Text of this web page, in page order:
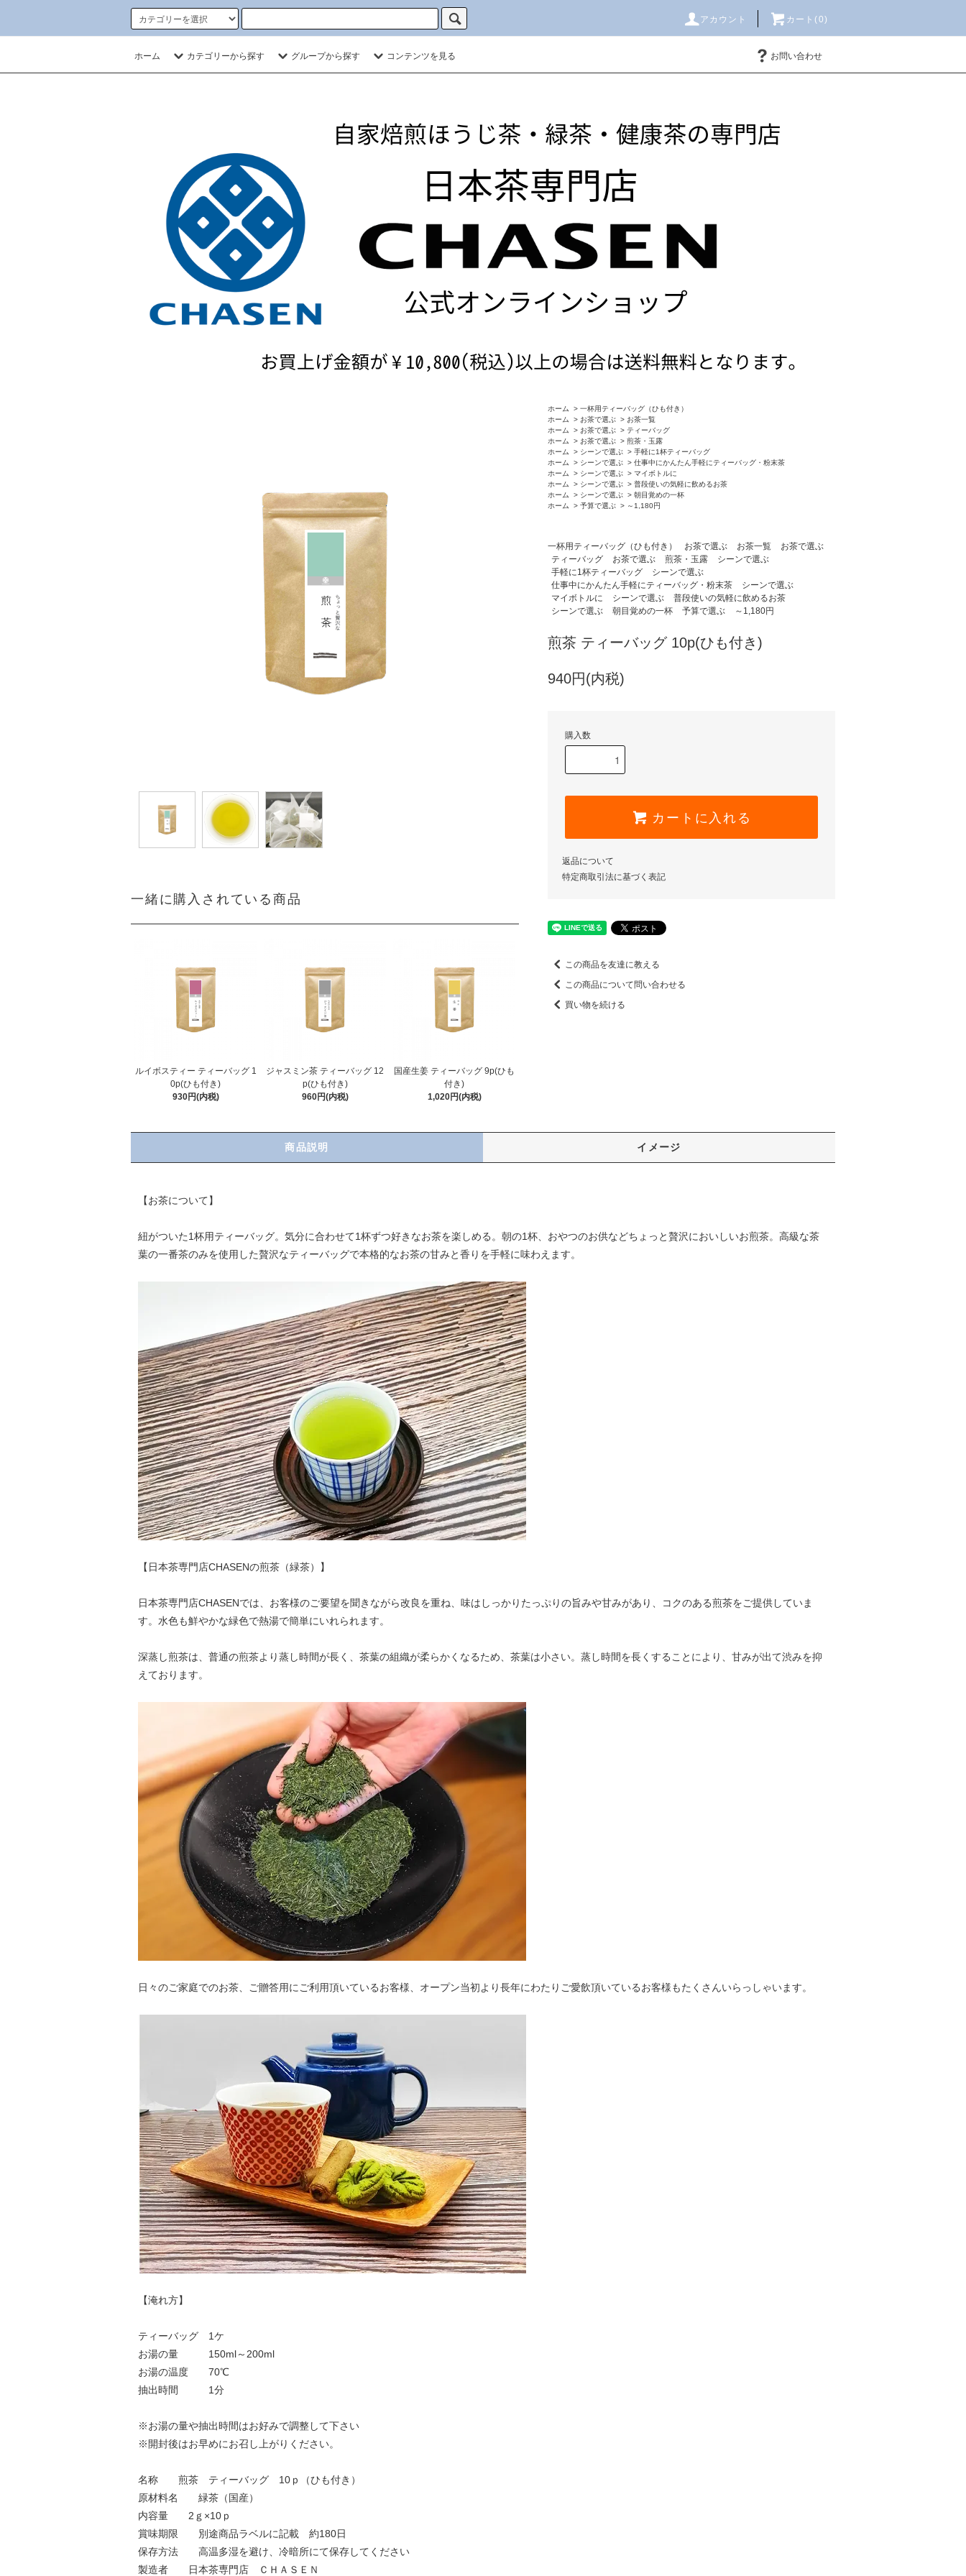
アカウント カート(0)
ホーム カテゴリーから探す グループから探す コンテンツを見る お問い合わせ
一緒に購入されている商品
ルイボスティー ティーバッグ 1
0p(ひも付き)
930円(内税)
ジャスミン茶 ティーバッグ 12
p(ひも付き)
960円(内税)
国産生姜 ティーバッグ 9p(ひも
付き)
1,020円(内税)
ホーム > 一杯用ティーバッグ（ひも付き）
ホーム
> お茶で選ぶ > お茶一覧
ホーム
> お茶で選ぶ > ティーバッグ
ホーム
> お茶で選ぶ > 煎茶・玉露
ホーム
> シーンで選ぶ > 手軽に1杯ティーバッグ
ホーム
> シーンで選ぶ > 仕事中にかんたん手軽にティーバッグ・粉末茶
ホーム
> シーンで選ぶ > マイボトルに
ホーム
> シーンで選ぶ > 普段使いの気軽に飲めるお茶
ホーム
> シーンで選ぶ > 朝目覚めの一杯
ホーム
> 予算で選ぶ > ～1,180円
一杯用ティーバッグ（ひも付き） お茶で選ぶ お茶一覧
お茶で選ぶ
ティーバッグ
お茶で選ぶ 煎茶・玉露
シーンで選ぶ
手軽に1杯ティーバッグ
シーンで選ぶ
仕事中にかんたん手軽にティーバッグ・粉末茶
シーンで選ぶ
マイボトルに
シーンで選ぶ
普段使いの気軽に飲めるお茶
シーンで選ぶ
朝目覚めの一杯 予算で選ぶ ～1,180円
煎茶 ティーバッグ 10p(ひも付き)
940円(内税)
購入数
カートに入れる
返品について
特定商取引法に基づく表記
この商品を友達に教える
この商品について問い合わせる
買い物を続ける
商品説明 イメージ
【お茶について】
紐がついた1杯用ティーバッグ。気分に合わせて1杯ずつ好きなお茶を楽しめる。朝の1杯、おやつのお供などちょっと贅沢においしいお煎茶。高級な茶
葉の一番茶のみを使用した贅沢なティーバッグで本格的なお茶の甘みと香りを手軽に味わえます。
【日本茶専門店CHASENの煎茶（緑茶）】
日本茶専門店CHASENでは、お客様のご要望を聞きながら改良を重ね、味はしっかりたっぷりの旨みや甘みがあり、コクのある煎茶をご提供していま
す。水色も鮮やかな緑色で熱湯で簡単にいれられます。
深蒸し煎茶は、普通の煎茶より蒸し時間が長く、茶葉の組織が柔らかくなるため、茶葉は小さい。蒸し時間を長くすることにより、甘みが出て渋みを抑
えております。
日々のご家庭でのお茶、ご贈答用にご利用頂いているお客様、オープン当初より長年にわたりご愛飲頂いているお客様もたくさんいらっしゃいます。
【淹れ方】
ティーバッグ 1ケ
お湯の量 150ml～200ml
お湯の温度 70℃
抽出時間 1分
※お湯の量や抽出時間はお好みで調整して下さい
※開封後はお早めにお召し上がりください。
名称 煎茶 ティーバッグ 10ｐ（ひも付き）
原材料名 緑茶（国産）
内容量 2ｇ×10ｐ
賞味期限 別途商品ラベルに記載 約180日
保存方法 高温多湿を避け、冷暗所にて保存してください
製造者 日本茶専門店 ＣＨＡＳＥＮ